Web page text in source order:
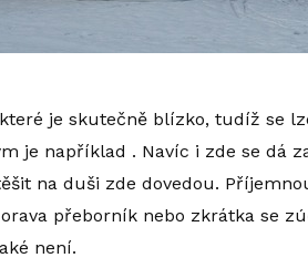
je skutečně blízko, tudíž se
je například . Navíc i zde se dá
na duši zde dovedou.
přeborník nebo zkrátka se
není.